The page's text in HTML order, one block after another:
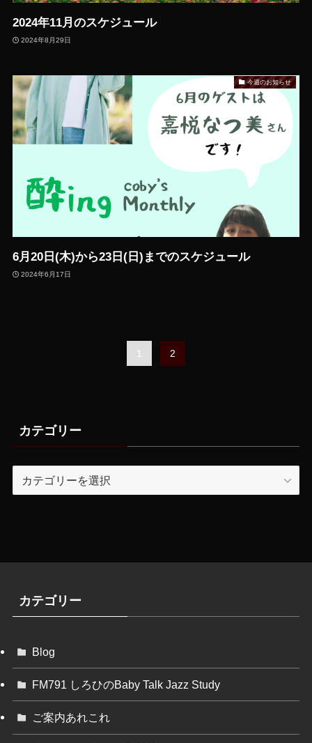
2024年11月のスケジュール
2024年8月29日
今週のお知らせ
6月20日(木)から23日(日)までのスケジュール
2024年6月17日
1 2
カテゴリー
テ
カテゴリー
Blog
FM791 しろひのBaby Talk Jazz Study
ご案内あれこれ